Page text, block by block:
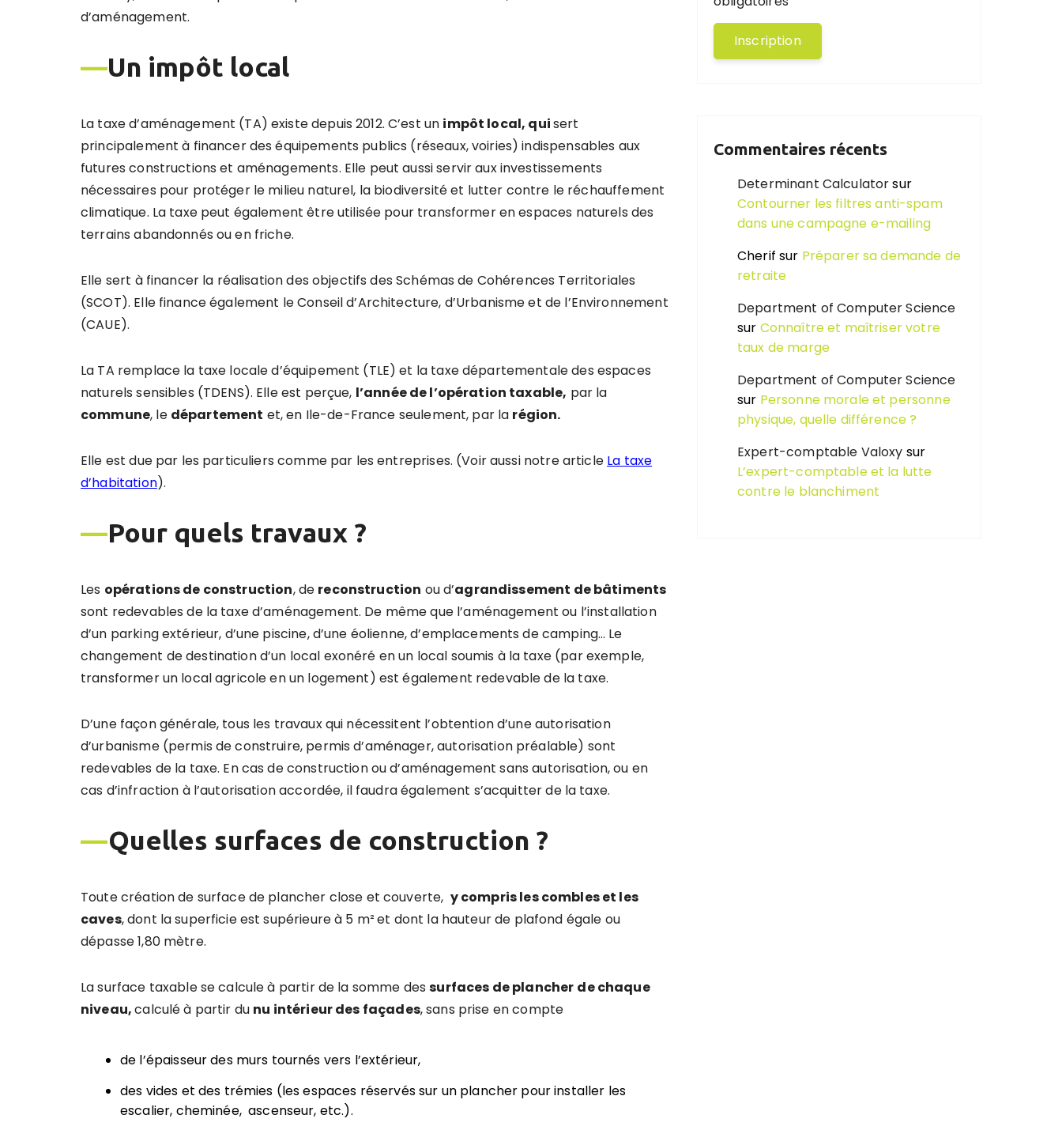
d’aménagement.
—Un impôt local
La taxe d’aménagement (TA) existe depuis 2012. C’est un impôt local, quisert
principalement à financer des équipements publics (réseaux, voiries) indispensables aux
futures constructions et aménagements. Elle peut aussi servir aux investissements
nécessaires pour protéger le milieu naturel, la biodiversité et lutter contre le réchauffement
climatique. La taxe peut également être utilisée pour transformer en espaces naturels des
terrains abandonnés ou en friche.
Elle sert à financer la réalisation des objectifs des Schémas de Cohérences Territoriales
(SCOT). Elle finance également le Conseil d’Architecture, d’Urbanisme et de l’Environnement
(CAUE).
La TA remplace la taxe locale d’équipement (TLE) et la taxe départementale des espaces
naturels sensibles (TDENS). Elle est perçue, l’année de l’opération taxable, par la
commune, le département et, en Ile-de-France seulement, par la région.
Elle est due par les particuliers comme par les entreprises. (Voir aussi notre article La taxe
d’habitation).
—Pour quels travaux ?
Les opérations de construction, de reconstruction ou d’agrandissement de bâtiments
sont redevables de la taxe d’aménagement. De même que l’aménagement ou l’installation
d’un parking extérieur, d’une piscine, d’une éolienne, d’emplacements de camping… Le
changement de destination d’un local exonéré en un local soumis à la taxe (par exemple,
transformer un local agricole en un logement) est également redevable de la taxe.
D’une façon générale, tous les travaux qui nécessitent l’obtention d’une autorisation
d’urbanisme (permis de construire, permis d’aménager, autorisation préalable) sont
redevables de la taxe. En cas de construction ou d’aménagement sans autorisation, ou en
cas d’infraction à l’autorisation accordée, il faudra également s’acquitter de la taxe.
—Quelles surfaces de construction ?
Toute création de surface de plancher close et couverte, y compris les combles et les
caves, dont la superficie est supérieure à 5 m²et dont la hauteur de plafond égale ou
dépasse 1,80 mètre.
La surface taxable se calcule à partir de la somme dessurfaces de plancher de chaque
niveau,calculé à partir du nu intérieur des façades, sans prise en compte
de l’épaisseur des murs tournés vers l’extérieur,
des vides et des trémies (les espaces réservés sur un plancher pour installer les
escalier, cheminée, ascenseur, etc.).
Commentaires récents
Determinant Calculatorsur
Contourner les filtres anti-spam
dans une campagne e-mailing
Cherif sur Préparer sa demande de
retraite
Department of Computer Science
sur Connaître et maîtriser votre
taux de marge
Department of Computer Science
sur Personne morale et personne
physique, quelle différence ?
Expert-comptable Valoxy sur
L’expert-comptable et la lutte
contre le blanchiment